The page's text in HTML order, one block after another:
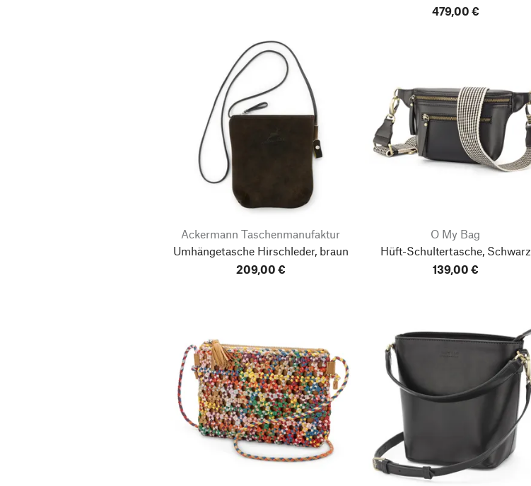
479,00 €
Ackermann Taschenmanufaktur
Umhängetasche Hirschleder, braun
209,00 €
O My Bag
Hüft-Schultertasche, Schwarz
139,00 €